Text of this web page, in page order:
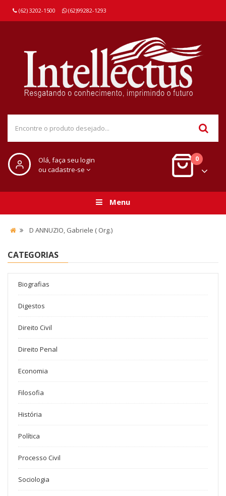
(62) 3202-1500 (62)99282-1293
Olá, faça seu login
ou cadastre-se
0
Menu
D ANNUZIO, Gabriele ( Org.)
CATEGORIAS
Biografias
Digestos
Direito Civil
Direito Penal
Economia
Filosofia
História
Política
Processo Civil
Sociologia